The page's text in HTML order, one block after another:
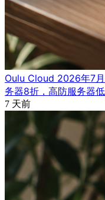
Oulu Cloud 2026年7
务器8折，高防服务器
7 天前